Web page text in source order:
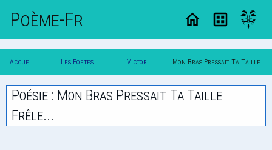
Poème-Fr
Accueil
Poesie
Les Poetes
Classique
Victor
Hugo
Mon Bras Pressait Ta Taille
Frele...
Poésie : Mon Bras Pressait Ta Taille
Frêle...